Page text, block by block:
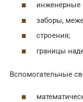
инженерные
заборы,
строения;
границы
Вспомогательные